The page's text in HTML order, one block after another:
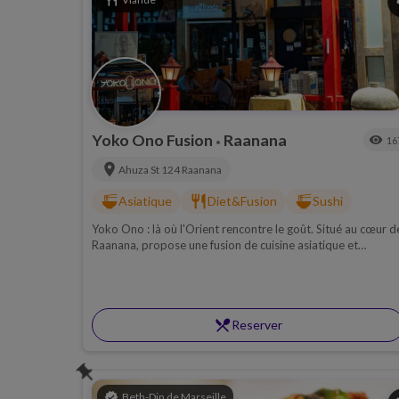
Yoko Ono Fusion • Raanana visibility
location_on Ahuza St 124 Raanana
ramen_diningAsiatique restaurant Diet&Fusion ramen_diningSushi
Yoko Ono : là où l'Orient rencontre le goût. Situé au cœur
Raanana, propose une fusion de cuisine asiatique et
restaurant_menuReserver
push_pin